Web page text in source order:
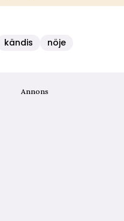
kändis nöje
Annons